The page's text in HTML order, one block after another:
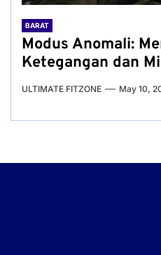
BARAT
Modus Anomali:
Ketegangan dan
ULTIMATE FITZONE May 10,